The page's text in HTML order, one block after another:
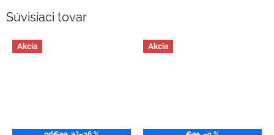
Súvisiaci tovar
Akcia Akcia